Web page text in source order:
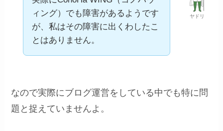
ヤドリ
ィング）でも障害があるようです
が、私はその障害に出くわしたこ
とはありません。
なので実際にブログ運営をしている中でも特に問
題と捉えていませんよ。